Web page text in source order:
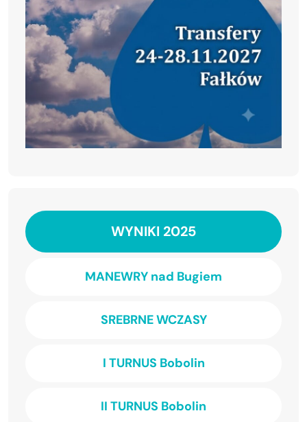
WYNIKI 2025
MANEWRY nad Bugiem
SREBRNE WCZASY
I TURNUS Bobolin
II TURNUS Bobolin